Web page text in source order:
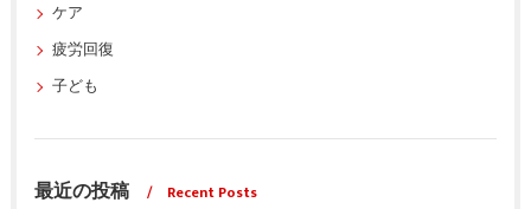
ケア
疲労回復
子ども
最近の投稿 Recent Posts